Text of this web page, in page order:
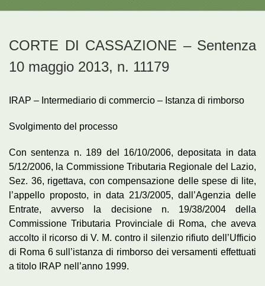
CORTE DI CASSAZIONE – Sentenza
10 maggio 2013, n. 11179
IRAP – Intermediario di commercio – Istanza di rimborso
Svolgimento del processo
Con sentenza n. 189 del 16/10/2006, depositata in data
5/12/2006, la Commissione Tributaria Regionale del Lazio,
Sez. 36, rigettava, con compensazione delle spese di lite,
l’appello proposto, in data 21/3/2005, dall’Agenzia delle
Entrate, avverso la decisione n. 19/38/2004 della
Commissione Tributaria Provinciale di Roma, che aveva
accolto il ricorso di V. M. contro il silenzio rifiuto dell’Ufficio
di Roma 6 sull’istanza di rimborso dei versamenti effettuati
a titolo IRAP nell’anno 1999.